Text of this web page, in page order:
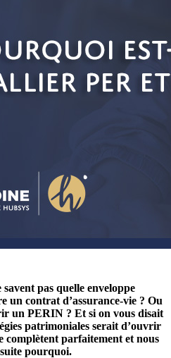
pas quelle enveloppe
un contrat d’assurance-vie ? Ou
un PERIN ? Et si on vous disait
patrimoniales serait d’ouvrir
complètent parfaitement et nous
pourquoi.